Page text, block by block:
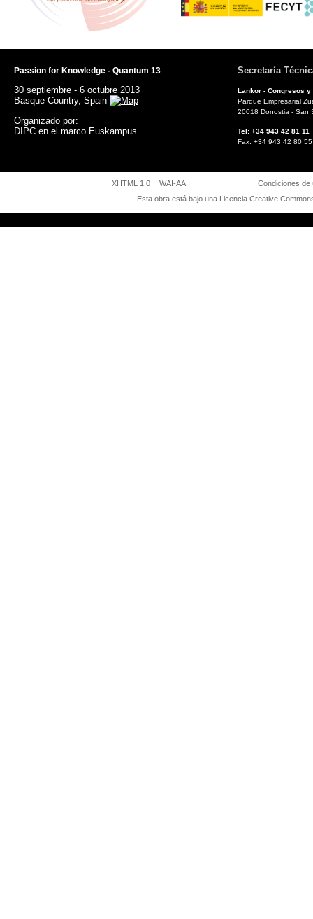
Passion for Knowledge - Quantum 13
30 septiembre - 6 octubre 2013
Basque Country, Spain
Organizado por:
DIPC en el marco Euskampus
Secretaría
Lankor - Congresos y
Parque Empresarial
20018 Donostia - San
Tel: +34 943 42
Fax: +34 943 42
XHTML 1.0 WAI-AA
Condiciones de
Esta obra está bajo una Licencia Creative